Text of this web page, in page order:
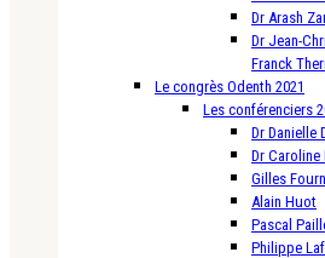
Dr Arash
Dr Jean-
Franck
Le congrès Odenth 2021
Les conférenciers
Dr Danielle
Dr Caroline
Gilles
Alain Huot
Pascal
Philippe